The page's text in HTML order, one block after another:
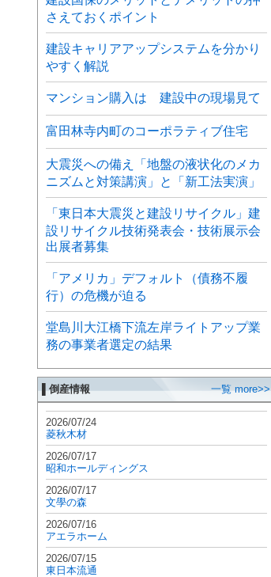
さえておくポイント
建設キャリアアップシステムを分かり
やすく解説
マンション購入は 建設中の現場見て
富田林寺内町のコーポラティブ住宅
大震災への備え「地盤の液状化のメカ
ニズムと対策講演」と「新工法実演」
「東日本大震災と建設リサイクル」建
設リサイクル技術発表会・技術展示会
出展者募集
「アメリカ」デフォルト（債務不履
行）の危機が迫る
堂島川大江橋下流左岸ライトアップ業
務の事業者選定の結果
▌倒産情報 一覧 more>>
2026/07/24
菱秋木材
2026/07/17
昭和ホールディングス
2026/07/17
文學の森
2026/07/16
アエラホーム
2026/07/15
東日本流通